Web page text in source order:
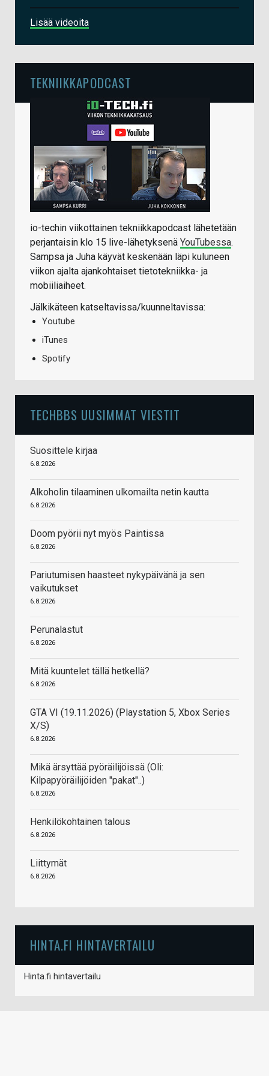
Lisää videoita
TEKNIIKKAPODCAST
io-techin viikottainen tekniikkapodcast lähetetään
perjantaisin klo 15 live-lähetyksenä YouTubessa.
Sampsa ja Juha käyvät keskenään läpi kuluneen
viikon ajalta ajankohtaiset tietotekniikka- ja
mobiiliaiheet.
Jälkikäteen katseltavissa/kuunneltavissa:
Youtube
iTunes
Spotify
TECHBBS UUSIMMAT VIESTIT
Suosittele kirjaa
6.8.2026
Alkoholin tilaaminen ulkomailta netin kautta
6.8.2026
Doom pyörii nyt myös Paintissa
6.8.2026
Pariutumisen haasteet nykypäivänä ja sen
vaikutukset
6.8.2026
Perunalastut
6.8.2026
Mitä kuuntelet tällä hetkellä?
6.8.2026
GTA VI (19.11.2026) (Playstation 5, Xbox Series
X/S)
6.8.2026
Mikä ärsyttää pyöräilijöissä (Oli:
Kilpapyöräilijöiden "pakat"..)
6.8.2026
Henkilökohtainen talous
6.8.2026
Liittymät
6.8.2026
HINTA.FI HINTAVERTAILU
Hinta.fi hintavertailu